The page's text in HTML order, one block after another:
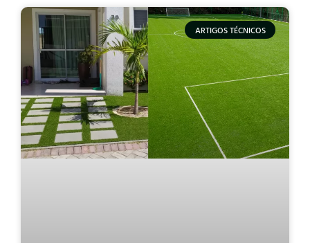
ARTIGOS TÉCNICOS